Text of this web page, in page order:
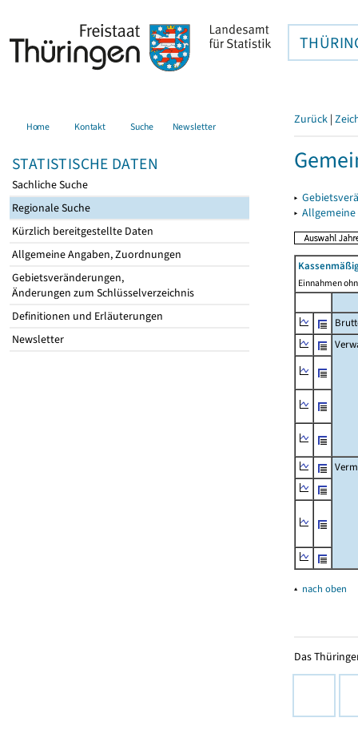
Home Kontakt Suche Newsletter
STATISTISCHE DATEN
Sachliche Suche
Regionale Suche
Kürzlich bereitgestellte Daten
Allgemeine Angaben, Zuordnungen
Gebietsveränderungen,
Änderungen zum Schlüsselverzeichnis
Definitionen und Erläuterungen
Newsletter
Zurück |
▸
▸
Einnahmen
▴ nach oben
Das